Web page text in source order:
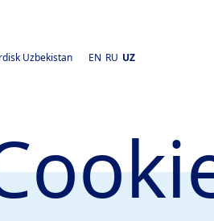
Uzbekistan EN RU UZ